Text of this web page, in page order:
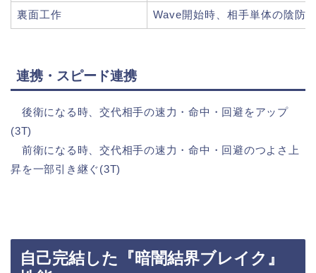
裏面工作 Wave開始時、相手単体の陰防
連携・スピード連携
後衛になる時、交代相手の速力・命中・回避をアップ
(3T)
前衛になる時、交代相手の速力・命中・回避のつよさ上
昇を一部引き継ぐ(3T)
自己完結した『暗闇結界ブレイク』